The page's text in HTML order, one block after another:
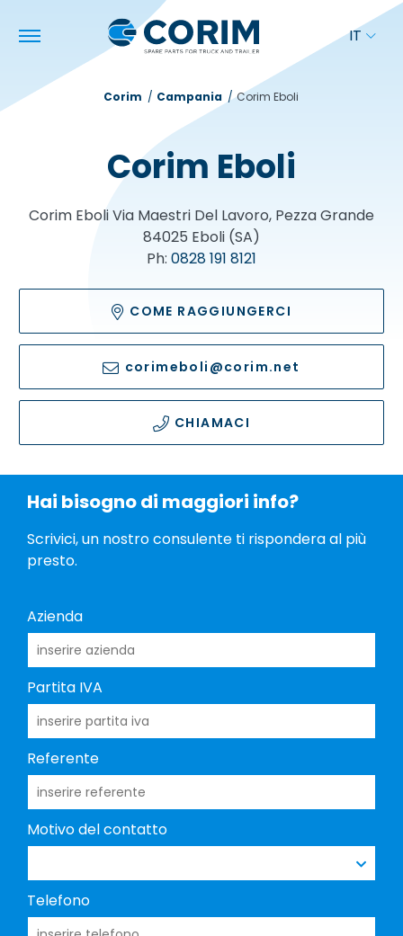
IT
Corim Campania Corim Eboli
Corim Eboli
Corim EboliVia Maestri Del Lavoro, Pezza Grande
84025 Eboli (SA)
Ph: 0828 191 8121
COME RAGGIUNGERCI
corimeboli@corim.net
CHIAMACI
Hai bisogno di maggiori info?
Scrivici, un nostro consulente ti rispondera al più
presto.
Azienda
Partita IVA
Referente
Motivo del contatto
Telefono